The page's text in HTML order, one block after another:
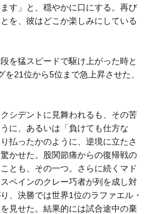
す」と、穏やかに口にする。再び
を、彼はどこか楽しみにしている
を猛スピードで駆け上がった時と
21位から5位まで急上昇させた、
シデントに見舞われるも、その苦
に、あるいは「負けても仕方な
払ったかのように、逆境に立たさ
かせた。股関節痛からの復帰戦の
とも、その一つ。さらに続くマド
ペインのクレー巧者が列を成し対
、決勝では世界1位のラファエル・
見せた。結果的には試合途中の棄